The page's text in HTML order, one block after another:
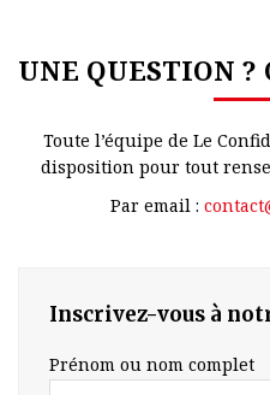
UNE QUESTION ?
Toute l’équipe de Le
disposition pour tout
Par email :
Inscrivez-vous à
Prénom ou nom complet